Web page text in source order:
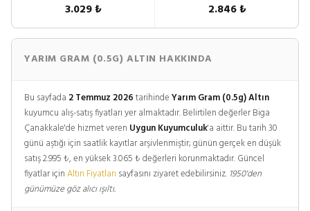
3.029 ₺ 2.846 ₺
YARIM GRAM (0.5G) ALTIN HAKKINDA
Bu sayfada 2 Temmuz 2026tarihindeYarım Gram (0.5g) Altın
kuyumcu alış-satış fiyatları yer almaktadır. Belirtilen değerler Biga
Çanakkale'de hizmet veren Uygun Kuyumculuk'a aittir. Bu tarih 30
günü aştığı için saatlik kayıtlar arşivlenmiştir; günün gerçek en düşük
satış 2.995 ₺, en yüksek 3.065 ₺ değerleri korunmaktadır. Güncel
fiyatlar içinAltın Fiyatları sayfasını ziyaret edebilirsiniz. 1950'den
günümüze göz alıcı ışıltı.